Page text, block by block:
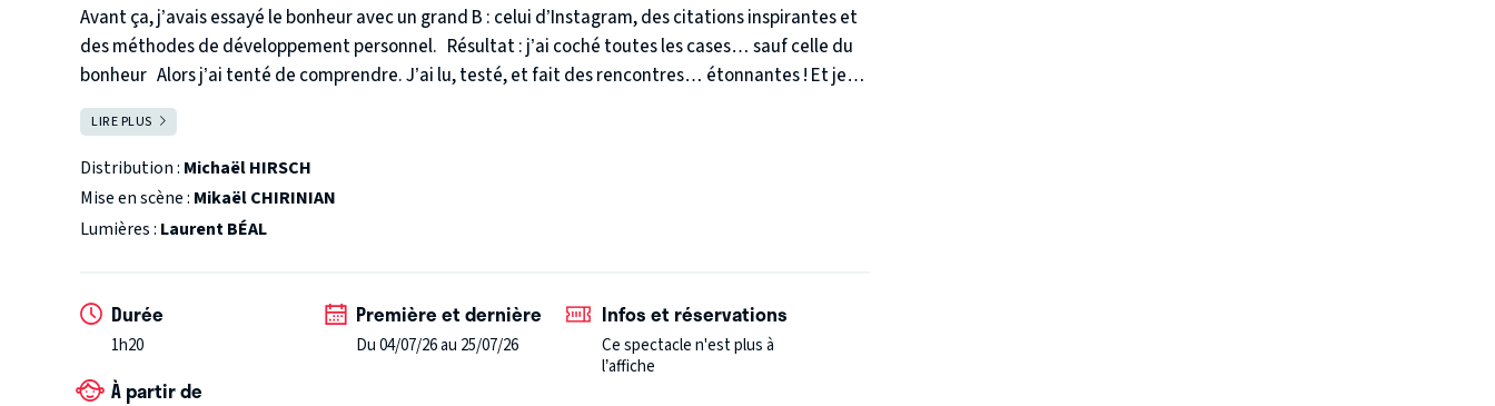
Avant ça, j’avais essayé le bonheur avec un grand B : celui d’Instagram, des citations inspirantes et
des méthodes de développement personnel. Résultat : j’ai coché toutes les cases… sauf celle du
bonheur Alors j’ai tenté de comprendre. J’ai lu, testé, et fait des rencontres… étonnantes ! Et je
vous embarque dans cette quête drôle, sensible, et surtout joyeuse !
Productions et Ki M'aime Me Suive
Diffusion : Julien Delpech - jdelpech@kimaimemesuive.fr
LIRE PLUS
Distribution : Michaël HIRSCH
Mise en scène : Mikaël CHIRINIAN
Lumières : Laurent BÉAL
Durée
1h20
Première et dernière
Du 04/07/26 au 25/07/26
Infos et réservations
Ce spectacle n'est plus à
l’affiche
À partir de